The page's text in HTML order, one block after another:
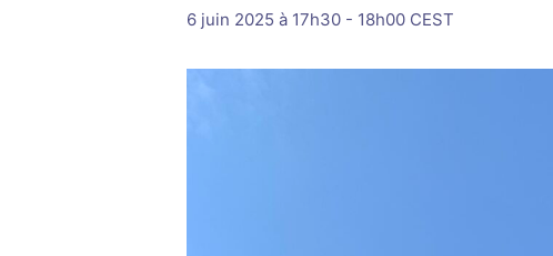
6 juin 2025 à 17h30 - 18h00 CEST